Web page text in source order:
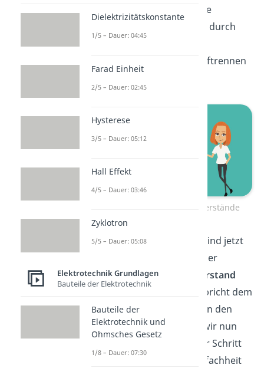
Strom fließen kann. Unsere
Schaltung vereinfacht sich durch
Spannungsquellen und Auftrennen
Zusammenfassen der Widerstände
Wie du erkennen kannst, sind jetzt
nur noch Widerstände in der
Schaltung. DerInnenwiderstand
unserer Ersatzquelle entspricht dem
Ersatzwiderstand
zwischen den
Klemmen. Daher können wir nun
die Widerstände Schritt für Schritt
zusammenfassen. Der Einfachheit
Dielektrizitätskonstante
1/5 – Dauer: 04:45
Farad Einheit
2/5 – Dauer: 02:45
Hysterese
3/5 – Dauer: 05:12
Hall Effekt
4/5 – Dauer: 03:46
Zyklotron
5/5 – Dauer: 05:08
Elektrotechnik Grundlagen
Bauteile der Elektrotechnik
Bauteile der
Elektrotechnik und
Ohmsches Gesetz
1/8 – Dauer: 07:30